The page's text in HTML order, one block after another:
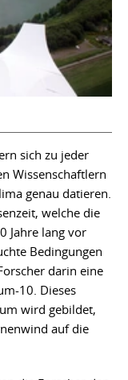
sich zu jeder
Wissenschaftlern
genau datieren.
welche die
Jahre lang vor
Bedingungen
darin eine
10. Dieses
wird gebildet,
auf die